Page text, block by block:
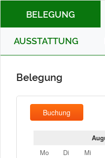
BELEGUNG
AUSSTATTUNG
Belegung